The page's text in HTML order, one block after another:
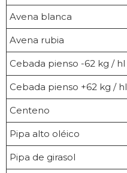
Avena blanca
Avena rubia
Cebada pienso -62 kg / hl
Cebada pienso +62 kg / hl
Centeno
Pipa alto oléico
Pipa de girasol